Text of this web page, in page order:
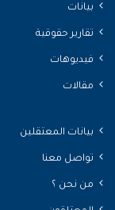
بيانات
تقارير حقوقية
فيديوهات
مقالات
بيانات المعتقلين
تواصل معنا
من نحن ؟